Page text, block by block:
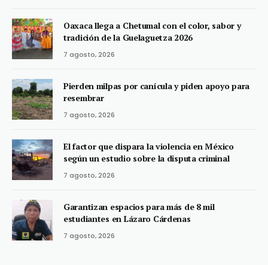
Oaxaca llega a Chetumal con el color, sabor y
tradición de la Guelaguetza 2026
7 agosto, 2026
Pierden milpas por canícula y piden apoyo para
resembrar
7 agosto, 2026
El factor que dispara la violencia en México
según un estudio sobre la disputa criminal
7 agosto, 2026
Garantizan espacios para más de 8 mil
estudiantes en Lázaro Cárdenas
7 agosto, 2026